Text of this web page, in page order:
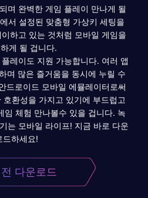
며 완벽한 게임 플레이 만나게 될
서 설정된 맞춤형 가상키 세팅을
하고 있는 것처럼 모바일 게임을
게 될 겁니다.
레이도 지원 가능합니다. 여러 앱
며 많은 즐거움을 동시에 누릴 수
드로이드 모바일 에뮬레이터로써
환성을 가지고 있기에 부드럽고
임 체험 만나볼수 있을 겁니다. 녹
는 모바일 라이프! 지금 바로 다운
드하세요!
다운로드